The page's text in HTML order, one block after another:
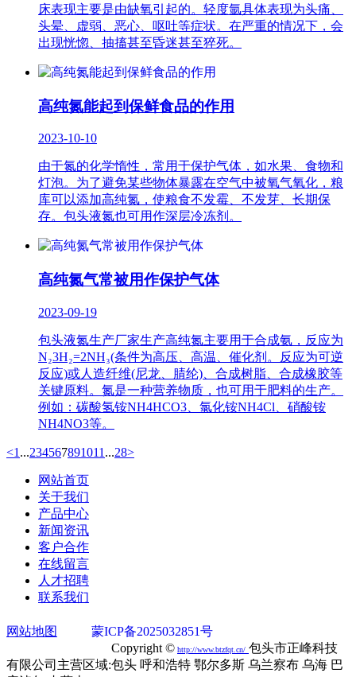
床表现主要是由缺氧引起的。轻度氩具体表现为头痛、
头晕、虚弱、恶心、呕吐等症状。在严重的情况下，会
出现恍惚、抽搐甚至昏迷甚至猝死。
高纯氮能起到保鲜食品的作用
2023-10-10
由于氮的化学惰性，常用于保护气体，如水果、食物和
灯泡。为了避免某些物体暴露在空气中被氧气氧化，粮
库可以添加高纯氮，使粮食不发霉、不发芽、长期保
存。包头液氮也可用作深层冷冻剂。
高纯氮气常被用作保护气体
2023-09-19
包头液氮生产厂家生产高纯氮主要用于合成氨，反应为
N₂3H₂=2NH₃(条件为高压、高温、催化剂。反应为可逆
反应)或人造纤维(尼龙、腈纶)、合成树脂、合成橡胶等
关键原料。氮是一种营养物质，也可用于肥料的生产。
例如：碳酸氢铵NH4HCO3、氯化铵NH4Cl、硝酸铵
NH4NO3等。
<1 ...234567891011 ...28>
网站首页
关于我们
产品中心
新闻资讯
客户合作
在线留言
人才招聘
联系我们
网站地图 蒙ICP备2025032851号
Copyright © http://www.btzfqt.cn/ 包头市正峰科技
有限公司主营区域:包头 呼和浩特 鄂尔多斯 乌兰察布 乌海 巴